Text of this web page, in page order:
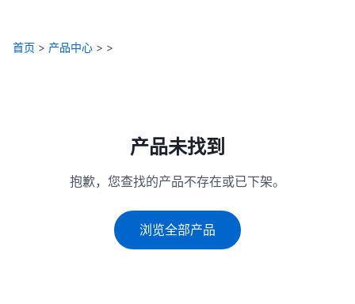
首页 > 产品中心 > >
产品未找到
抱歉，您查找的产品不存在或已下架。
浏览全部产品